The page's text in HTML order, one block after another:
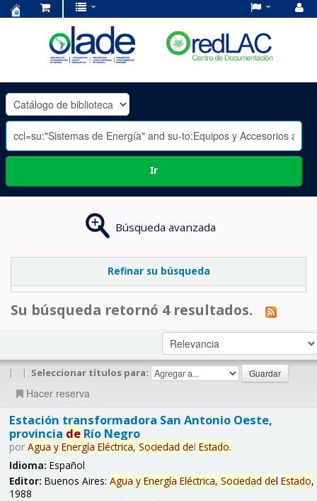
OLADE
-
Ir
Búsqueda avanzada
Refinar su búsqueda
Su búsqueda retornó 4 resultados.
| | Seleccionar títulos para:
Hacer reserva
Estación transformadora San Antonio Oeste,
provincia deRío Negro
por Agua y Energía Eléctrica, Sociedad del Estado.
Idioma: Español
Editor: Buenos Aires: Agua y Energía Eléctrica, Sociedad del Estado,
1988